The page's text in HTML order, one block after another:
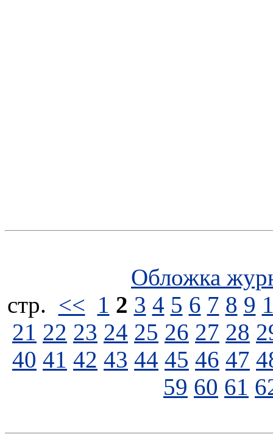
Обложка
стp. << 1 2 3 4 5 6 7 8 9
21 22 23 24 25 26 27 28
40 41 42 43 44 45 46 47
59 60 61